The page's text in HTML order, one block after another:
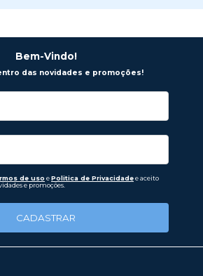
Bem-Vindo!
das novidades e promoções!
de uso ePolitica de Privacidadee aceito
e promoções.
CADASTRAR